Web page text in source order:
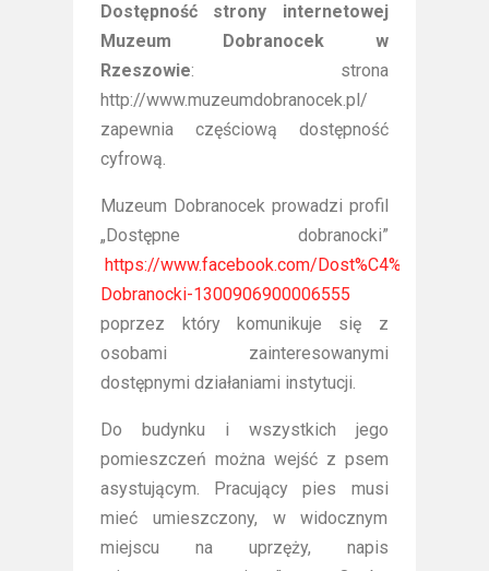
Dostępność strony internetowej
Muzeum Dobranocek w
Rzeszowie: strona
http://www.muzeumdobranocek.pl/
zapewnia częściową dostępność
cyfrową.
Muzeum Dobranocek prowadzi profil
„Dostępne dobranocki”
https://www.facebook.com/Dost%C4%99pne-
Dobranocki-1300906900006555
poprzez który komunikuje się z
osobami zainteresowanymi
dostępnymi działaniami instytucji.
Do budynku i wszystkich jego
pomieszczeń można wejść z psem
asystującym. Pracujący pies musi
mieć umieszczony, w widocznym
miejscu na uprzęży, napis